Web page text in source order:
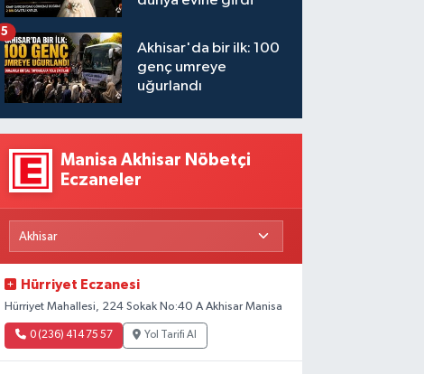
Akhisar'da bir ilk: 100
genç umreye
uğurlandı
5
Manisa Akhisar Nöbetçi
Eczaneler
Hürriyet Eczanesi
Hürriyet Mahallesi, 224 Sokak No:40 A Akhisar Manisa
0 (236) 414 75 57 Yol Tarifi Al